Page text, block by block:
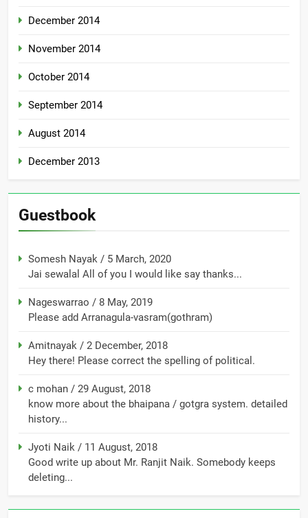
December 2014
November 2014
October 2014
September 2014
August 2014
December 2013
Guestbook
Somesh Nayak / 5 March, 2020
Jai sewalal All of you I would like say thanks...
Nageswarrao / 8 May, 2019
Please add Arranagula-vasram(gothram)
Amitnayak / 2 December, 2018
Hey there! Please correct the spelling of political.
c mohan / 29 August, 2018
know more about the bhaipana / gotgra system. detailed
history...
Jyoti Naik / 11 August, 2018
Good write up about Mr. Ranjit Naik. Somebody keeps
deleting...